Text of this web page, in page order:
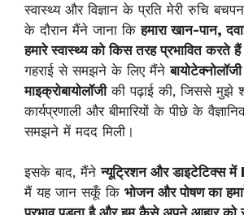
स्वास्थ्य और विज्ञान के प्रति मेरी रुचि
के दौरान मैंने जाना किहमारा खान-पान,
हमारे स्वास्थ्य को किस तरह प्रभावित करते हैं
गहराई से समझने के लिए मैंने
माइक्रोबायोलॉजीकी पढ़ाई की, जिससे मुझे
कार्यप्रणाली और बीमारियों के पीछे के
समझने में मदद मिली।
इसके बाद, मैंनेन्यूट्रिशन और डाइटेटिक्स
मैं यह जान सकूँ कि भोजन और पोषण का